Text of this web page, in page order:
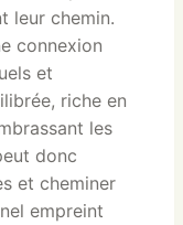
leur chemin.
connexion
et
riche en
les
donc
et cheminer
empreint